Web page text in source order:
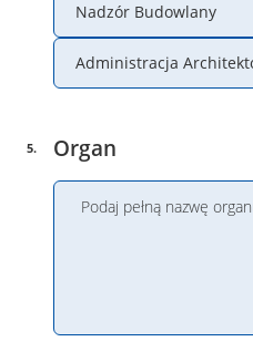
Nadzór Budowlany
Administracja
5. Organ